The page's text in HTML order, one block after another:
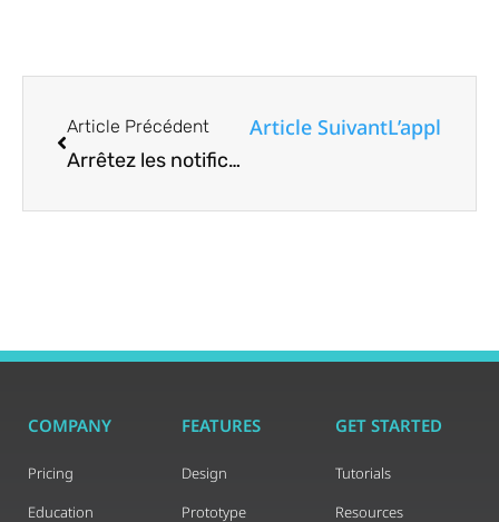
Article Précédent
Arrêtez les notifications d’interrompre la lecture de musique sur iPhone
Article Suivant
COMPANY
Pricing
Education
FEATURES
Design
Prototype
GET STARTED
Tutorials
Resources